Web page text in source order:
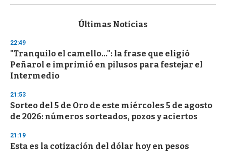
s
d
s
o
f
3
s
e
c
o
d
s
Últimas Noticias
22:49
"Tranquilo el camello...": la frase que eligió
Peñarol e imprimió en pilusos para festejar el
Intermedio
21:53
Sorteo del 5 de Oro de este miércoles 5 de agosto
de 2026: números sorteados, pozos y aciertos
21:19
Esta es la cotización del dólar hoy en pesos